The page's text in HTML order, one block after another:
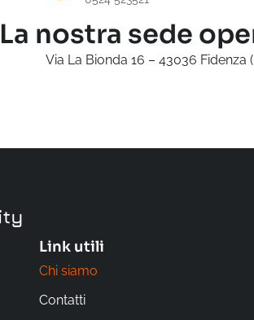
La nostra sede
Via La Bionda 16 – 43036 Fidenza
Link utili
Chi siamo
Contatti